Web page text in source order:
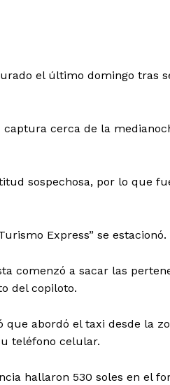
el último domingo tras
cerca de la
sospechosa, por lo que
Express” se estacionó.
comenzó a sacar las
del copiloto.
abordó el taxi desde la
teléfono celular.
hallaron 530 soles en el